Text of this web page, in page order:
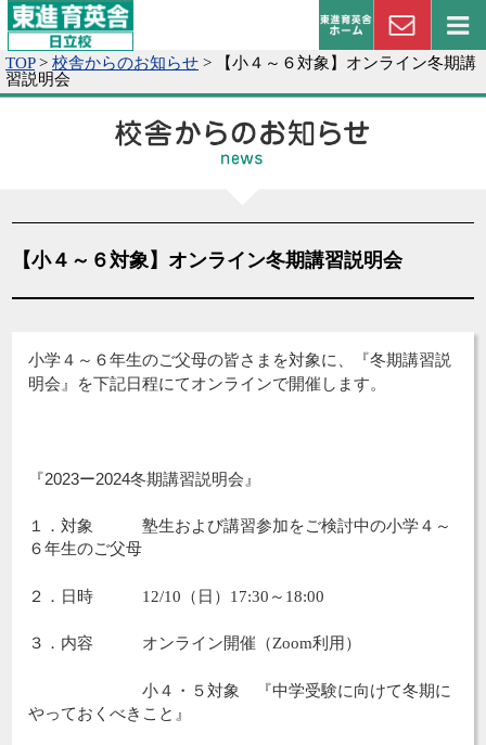
TOP> 校舎からのお知らせ >
【小４～６対象】オンライン冬期講
習説明会
【小４～６対象】オンライン冬期講習説明会
小学４～６年生のご父母の皆さまを対象に、
『冬期講習説
明会』
を下記日程にてオンラインで開催します。
『2023ー2024冬期講習説明会』
１．対象 塾生および講習参加をご検討中の小学４～
６年生のご父母
２．日時 12/10（日）17:30～18:00
３．内容 オンライン開催（Zoom利用）
小４・５対象 『中学受験に向けて冬期に
やっておくべきこと』